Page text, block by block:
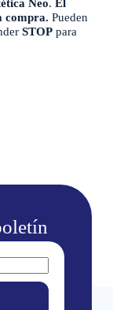
Neo. El
compra.
STOPpara